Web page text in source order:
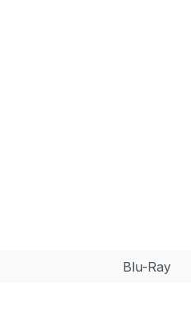
Blu-Ray